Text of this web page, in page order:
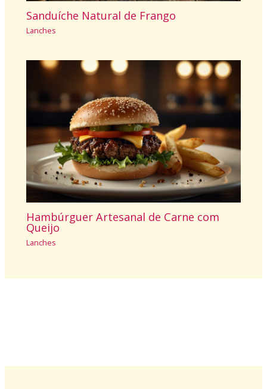
Sanduíche Natural de Frango
Lanches
Hambúrguer Artesanal de Carne com
Queijo
Lanches